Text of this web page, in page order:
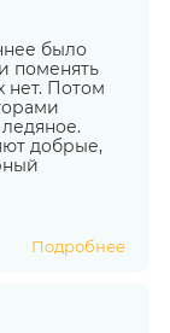
было
поменять
нет. Потом
добрые,
Подробнее